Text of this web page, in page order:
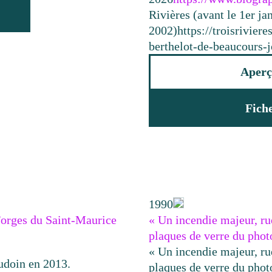
Rivières (avant le 1er
2002)https://
berthelot-de-
du Saint-Maurice
en 2013.
1990
« Un incendie majeur,
plaques de verre du
« Un incendie majeur,
plaques de verre du